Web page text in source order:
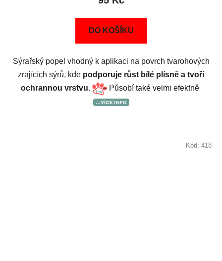
DO KOŠÍKU
Sýrařský popel vhodný k aplikaci na povrch tvarohových
zrajících sýrů, kde podporuje růst bílé plísně a tvoří
ochrannou vrstvu. Působí také velmi efektně
Kód: 418